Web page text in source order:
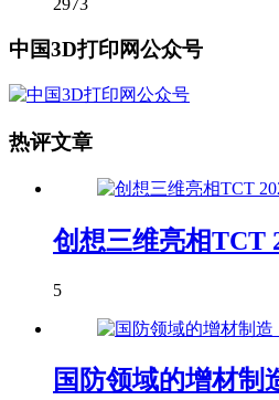
中国3D打印网公众号
热评文章
创想三维亮相TCT
5
国防领域的增材制